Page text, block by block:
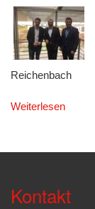
Reichenbach
Weiterlesen
Kontakt